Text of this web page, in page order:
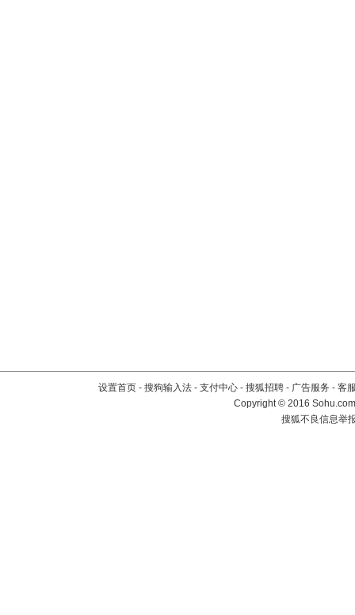
设置首页 - 搜狗输入法 - 支付中心 - 搜狐招聘 - 广告服务 - 客
Copyright©2016
搜狐不良信息举